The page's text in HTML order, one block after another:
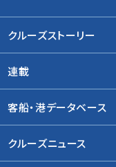
クルーズストーリー
連載
客船・港データベース
クルーズニュース